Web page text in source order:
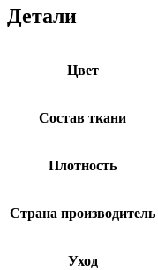
Детали
Цвет
Состав ткани
Плотность
Страна производитель
Уход